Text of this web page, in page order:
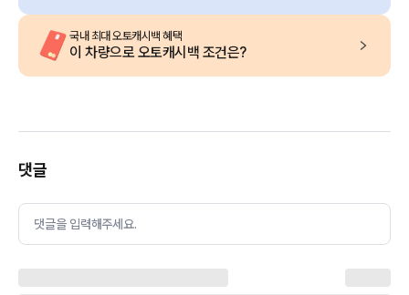
국내 최대 오토캐시백 혜택
이 차량으로 오토캐시백 조건은?
댓글
댓글을 입력해주세요.